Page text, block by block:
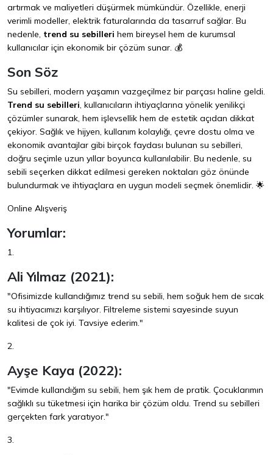
artırmak ve maliyetleri düşürmek mümkündür. Özellikle, enerji
verimli modeller, elektrik faturalarında da tasarruf sağlar. Bu
nedenle, trend su sebilleri hem bireysel hem de kurumsal
kullanıcılar için ekonomik bir çözüm sunar. 💰
Son Söz
Su sebilleri, modern yaşamın vazgeçilmez bir parçası haline geldi.
Trend su sebilleri, kullanıcıların ihtiyaçlarına yönelik yenilikçi
çözümler sunarak, hem işlevsellik hem de estetik açıdan dikkat
çekiyor. Sağlık ve hijyen, kullanım kolaylığı, çevre dostu olma ve
ekonomik avantajlar gibi birçok faydası bulunan su sebilleri,
doğru seçimle uzun yıllar boyunca kullanılabilir. Bu nedenle, su
sebili seçerken dikkat edilmesi gereken noktaları göz önünde
bulundurmak ve ihtiyaçlara en uygun modeli seçmek önemlidir. 🌟
Online Alışveriş
Yorumlar:
1.
Ali Yılmaz (2021):
"Ofisimizde kullandığımız trend su sebili, hem soğuk hem de sıcak
su ihtiyacımızı karşılıyor. Filtreleme sistemi sayesinde suyun
kalitesi de çok iyi. Tavsiye ederim."
2.
Ayşe Kaya (2022):
"Evimde kullandığım su sebili, hem şık hem de pratik. Çocuklarımın
sağlıklı su tüketmesi için harika bir çözüm oldu. Trend su sebilleri
gerçekten fark yaratıyor."
3.